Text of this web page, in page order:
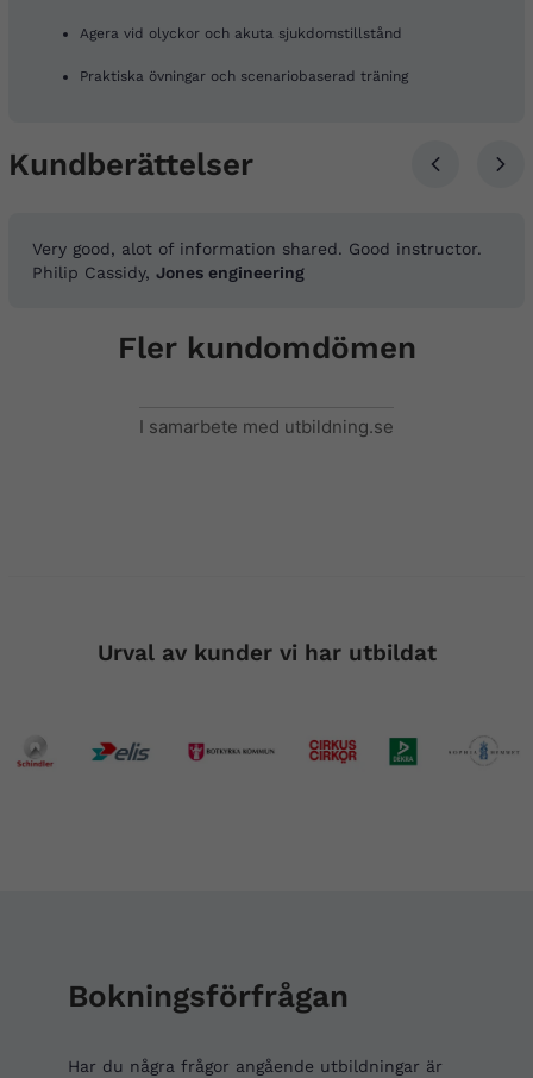
Agera vid olyckor och akuta sjukdomstillstånd
Praktiska övningar och scenariobaserad träning
Kundberättelser
Very good, alot of information shared. Good instructor.
Philip Cassidy, Jones engineering
Fler kundomdömen
I samarbete med utbildning.se
Urval av kunder vi har utbildat
Bokningsförfrågan
Har du några frågor angående utbildningar är